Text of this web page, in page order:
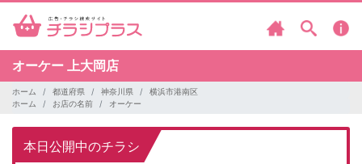
オーケー 上大岡店
ホーム 都道府県 神奈川県
横浜市港南区
ホーム
お店の名前 オーケー
本日公開中のチラシ